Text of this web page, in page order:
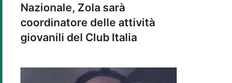
Nazionale, Zola sarà
coordinatore delle attività
giovanili del Club Italia